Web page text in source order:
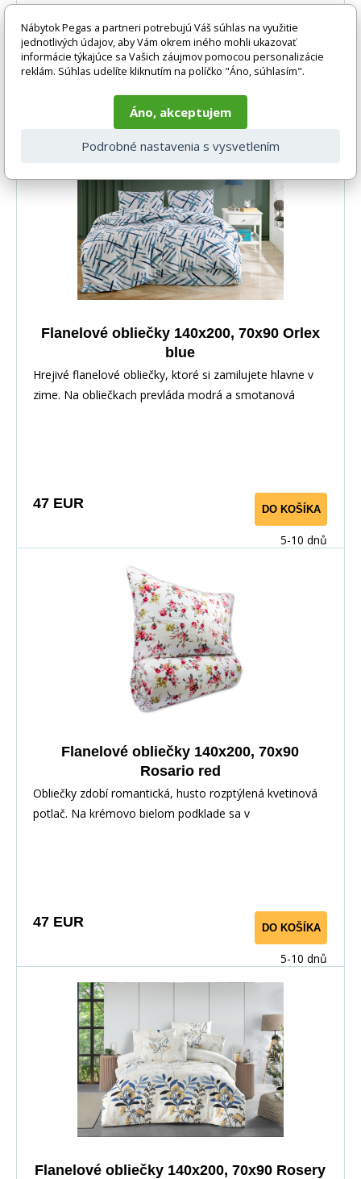
vyvážený a vkusný dizajn, ktorý do spálne vnesie pokoj,
harmóniu a nádych vidieckej noblesy.
Flanelové obliečky 140x200, 70x90 Orlex
blue
Hrejivé flanelové obliečky, ktoré si zamilujete hlavne v
zime. Na obliečkach prevláda modrá a smotanová
47 EUR DO KOŠÍKA
5-10 dnů
Flanelové obliečky 140x200, 70x90
Rosario red
Obliečky zdobí romantická, husto rozptýlená kvetinová
potlač. Na krémovo bielom podklade sa v
rozvinuté hlavičky – čo vzoru dodáva živost a prirodzenú
dynamiku, ako by šlo o romantickú letnú lúku natrhanú
do kytice. Teplé tóny ružovej a zlatavej decentne
ženský a nadčasový vzhľad, ktorý vnesie do spálne
jemnú eleganciu aj útulnú atmosféru.
47 EUR DO KOŠÍKA
5-10 dnů
Flanelové obliečky 140x200, 70x90 Rosery
Nábytok Pegas a partneri potrebujú Váš súhlas na využitie
jednotlivých údajov, aby Vám okrem iného mohli ukazovať
informácie týkajúce sa Vašich záujmov pomocou personalizácie
reklám. Súhlas udelíte kliknutím na políčko "Áno, súhlasím".
Áno, akceptujem
Podrobné nastavenia s vysvetlením